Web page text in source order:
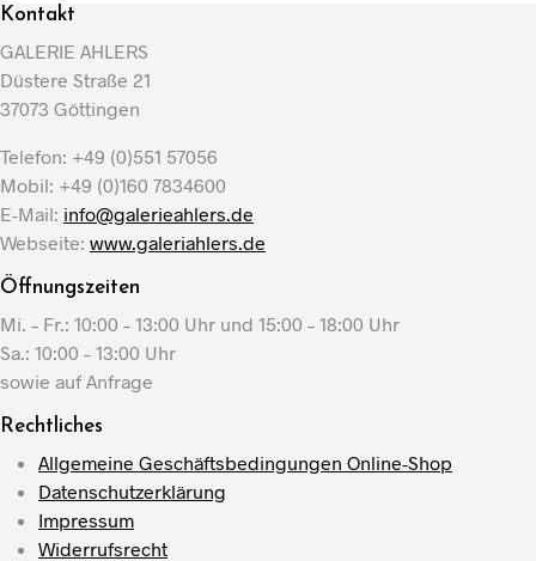
Kontakt
GALERIE AHLERS
Düstere Straße 21
37073 Göttingen
Telefon: +49 (0)551 57056
Mobil: +49 (0)160 7834600
E-Mail: info@galerieahlers.de
Webseite: www.galeriahlers.de
Öffnungszeiten
Mi. – Fr.: 10:00 – 13:00 Uhr und 15:00 – 18:00 Uhr
Sa.: 10:00 – 13:00 Uhr
sowie auf Anfrage
Rechtliches
Allgemeine Geschäftsbedingungen Online-Shop
Datenschutzerklärung
Impressum
Widerrufsrecht